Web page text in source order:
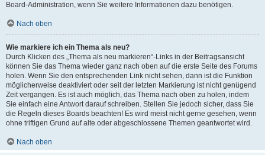
Board-Administration, wenn Sie weitere Informationen dazu benötigen.
Nach oben
Wie markiere ich ein Thema als neu?
Durch Klicken des „Thema als neu markieren“-Links in der Beitragsansicht
können Sie das Thema wieder ganz nach oben auf die erste Seite des Forums
holen. Wenn Sie den entsprechenden Link nicht sehen, dann ist die Funktion
möglicherweise deaktiviert oder seit der letzten Markierung ist nicht genügend
Zeit vergangen. Es ist auch möglich, das Thema nach oben zu holen, indem
Sie einfach eine Antwort darauf schreiben. Stellen Sie jedoch sicher, dass Sie
die Regeln dieses Boards beachten! Es wird meist nicht gerne gesehen, wenn
ohne triftigen Grund auf alte oder abgeschlossene Themen geantwortet wird.
Nach oben